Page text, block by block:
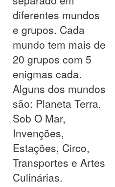
diferentes mundos
e grupos. Cada
mundo tem mais de
20 grupos com 5
enigmas cada.
Alguns dos mundos
são: Planeta Terra,
Sob O Mar,
Invenções,
Estações, Circo,
Transportes e Artes
Culinárias.